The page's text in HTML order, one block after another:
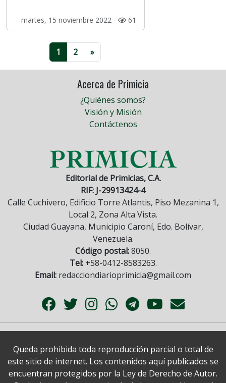
martes, 15 noviembre 2022 - 61
1 2 »
Acerca de Primicia
¿Quiénes somos?
Visión y Misión
Contáctenos
Editorial de Primicias, C.A.
RIF: J-29913424-4
Calle Cuchivero, Edificio Torre Atlantis, Piso Mezanina 1,
Local 2, Zona Alta Vista.
Ciudad Guayana, Municipio Caroní, Edo. Bolívar,
Venezuela.
Código postal:8050.
Tel:+58-0412-8583263.
Email: redacciondiarioprimicia@gmail.com
Queda prohibida toda reproducción parcial o total de
este sitio de internet. Los contenidos aquí publicados se
encuentran protegidos por la Ley de Derecho de Autor.